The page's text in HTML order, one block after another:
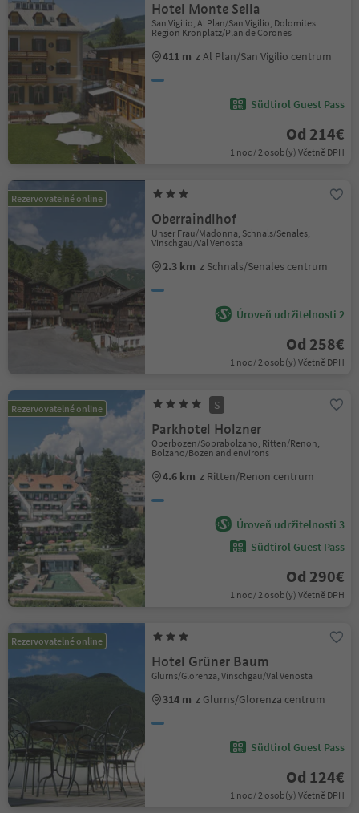
Hotel Monte Sella
San Vigilio, Al Plan/San Vigilio, Dolomites
Region Kronplatz/Plan de Corones
411 m z Al Plan/San Vigilio centrum
Südtirol Guest Pass
Od 214€
1 noc / 2 osob(y) Včetně DPH
Rezervovatelné online
Oberraindlhof
Unser Frau/Madonna, Schnals/Senales,
Vinschgau/Val Venosta
2.3 km z Schnals/Senales centrum
Úroveň udržitelnosti 2
Od 258€
1 noc / 2 osob(y) Včetně DPH
Rezervovatelné online S
Parkhotel Holzner
Oberbozen/Soprabolzano, Ritten/Renon,
Bolzano/Bozen and environs
4.6 km z Ritten/Renon centrum
Úroveň udržitelnosti 3
Südtirol Guest Pass
Od 290€
1 noc / 2 osob(y) Včetně DPH
Rezervovatelné online
Hotel Grüner Baum
Glurns/Glorenza, Vinschgau/Val Venosta
314 m z Glurns/Glorenza centrum
Südtirol Guest Pass
Od 124€
1 noc / 2 osob(y) Včetně DPH